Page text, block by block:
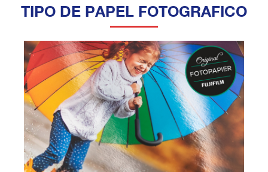
TIPO DE PAPEL FOTOGRAFICO